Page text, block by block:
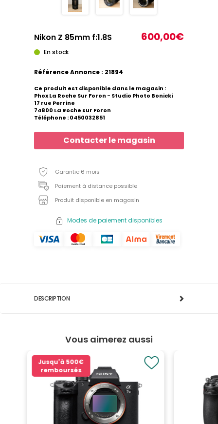
Nikon Z 85mm f:1.8S 600,00€
En stock
Référence Annonce : 21894
Ce produit est disponible dans le magasin :
Phox La Roche Sur Foron - Studio Photo Bonicki
17 rue Perrine
74800 La Roche sur Foron
Téléphone : 0450032851
Contacter le magasin
Garantie 6 mois
Paiement à distance possible
Produit disponible en magasin
Modes de paiement disponibles
DESCRIPTION
Vous aimerez aussi
Jusqu'à 500€
remboursés